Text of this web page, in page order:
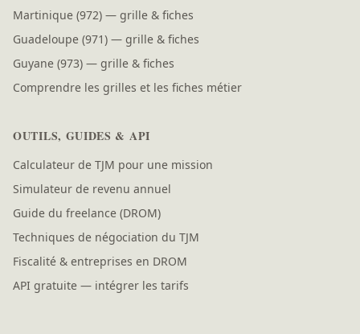
Martinique (972) — grille & fiches
Guadeloupe (971) — grille & fiches
Guyane (973) — grille & fiches
Comprendre les grilles et les fiches métier
OUTILS, GUIDES & API
Calculateur de TJM pour une mission
Simulateur de revenu annuel
Guide du freelance (DROM)
Techniques de négociation du TJM
Fiscalité & entreprises en DROM
API gratuite — intégrer les tarifs